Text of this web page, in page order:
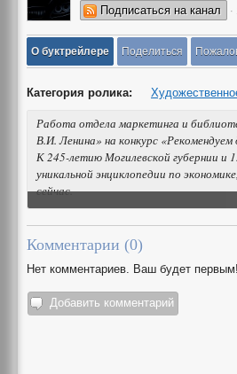
Подписаться на канал
О буктрейлере Поделиться
Категория ролика:
Работа отдела маркетинга и
В.И. Ленина» на конкурс «Рекомендуем
К 245-летию Могилевской губернии и
уникальной энциклопедии по
сейчас.
Комментарии (0)
Нет комментариев. Ваш будет первым!
Добавить комментарий